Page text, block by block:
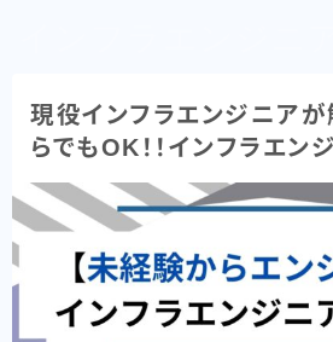
現役インフラエンジニア
らでもOK！！インフラエン